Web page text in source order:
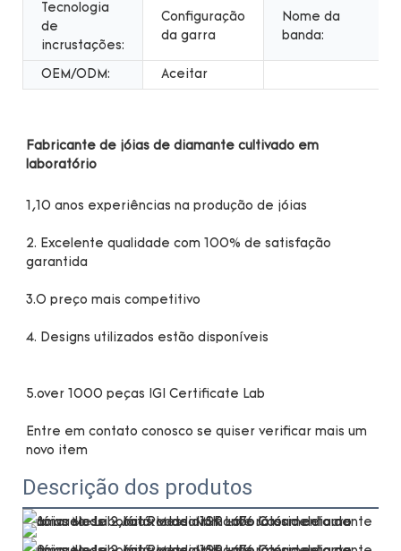
Tecnologia
de
incrustações:
Configuração
da garra
Nome da
banda:
OEM/ODM: Aceitar
Fabricante de jóias de diamante cultivado em
2. Excelente qualidade com 100% de satisfação
Entre em contato conosco se quiser verificar mais um
Descrição dos produtos